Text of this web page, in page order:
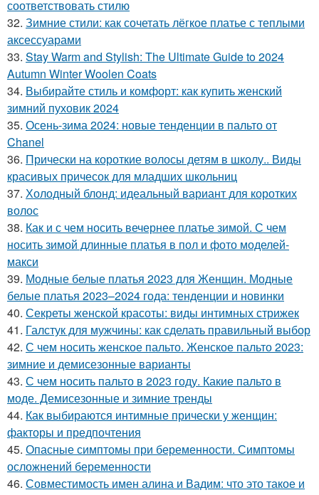
соответствовать стилю
32. Зимние стили: как сочетать лёгкое платье с теплыми
аксессуарами
33. Stay Warm and Stylish: The Ultimate Guide to 2024
Autumn Winter Woolen Coats
34. Выбирайте стиль и комфорт: как купить женский
зимний пуховик 2024
35. Осень-зима 2024: новые тенденции в пальто от
Chanel
36. Прически на короткие волосы детям в школу.. Виды
красивых причесок для младших школьниц
37. Холодный блонд: идеальный вариант для коротких
волос
38. Как и с чем носить вечернее платье зимой. С чем
носить зимой длинные платья в пол и фото моделей-
макси
39. Модные белые платья 2023 для Женщин. Модные
белые платья 2023–2024 года: тенденции и новинки
40. Секреты женской красоты: виды интимных стрижек
41. Галстук для мужчины: как сделать правильный выбор
42. С чем носить женское пальто. Женское пальто 2023:
зимние и демисезонные варианты
43. С чем носить пальто в 2023 году. Какие пальто в
моде. Демисезонные и зимние тренды
44. Как выбираются интимные прически у женщин:
факторы и предпочтения
45. Опасные симптомы при беременности. Симптомы
осложнений беременности
46. Совместимость имен алина и Вадим: что это такое и